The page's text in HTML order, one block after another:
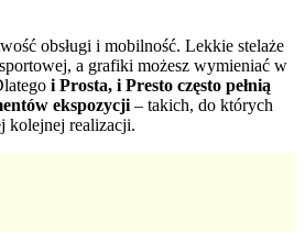
obsługi i mobilność. Lekkie stelaże
a grafiki możesz wymieniać w
i Prosta, i Presto często pełnią
ekspozycji – takich, do których
kolejnej realizacji.